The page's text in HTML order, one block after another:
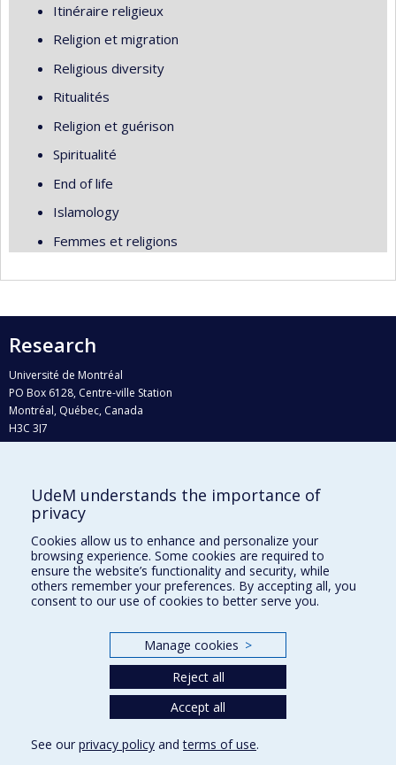
Itinéraire religieux
Religion et migration
Religious diversity
Ritualités
Religion et guérison
Spiritualité
End of life
Islamology
Femmes et religions
Research
Université de Montréal
PO Box 6128, Centre-ville Station
Montréal, Québec, Canada
H3C 3J7
Who does what?
Find us
Site map
Accessibility
UdeM understands the importance of
privacy
Cookies allow us to enhance and personalize your
browsing experience. Some cookies are required to
ensure the website’s functionality and security, while
others remember your preferences. By accepting all, you
consent to our use of cookies to better serve you.
Manage cookies >
Reject all
Accept all
See our privacy policy andterms of use.